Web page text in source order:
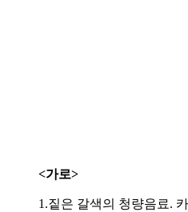
<가로>
1.짙은 갈색의 청량음료.